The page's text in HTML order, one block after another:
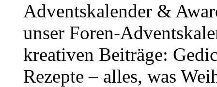
Adventskalender &
unser Foren-
kreativen Beiträge:
Rezepte – alles, was